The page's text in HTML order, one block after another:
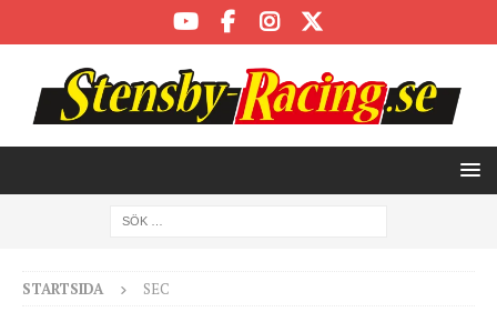
STARTSIDA SEC